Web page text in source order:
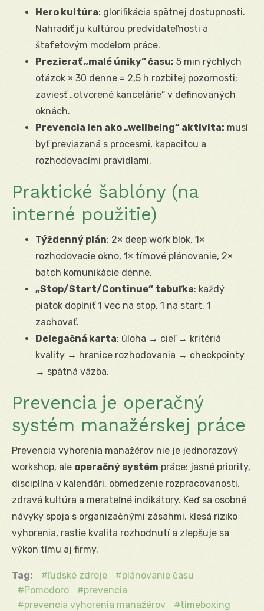
Hero kultúra: glorifikácia spätnej dostupnosti.
Nahradiť ju kultúrou predvídateľnosti a
štafetovým modelom práce.
Prezierať „malé úniky“ času: 5 min rýchlych
otázok × 30 denne = 2,5 h rozbitej pozornosti;
zaviesť „otvorené kancelárie“ v definovaných
oknách.
Prevencia len ako „wellbeing“ aktivita: musí
byť previazaná s procesmi, kapacitou a
rozhodovacími pravidlami.
Praktické šablóny (na
interné použitie)
Týždenný plán: 2× deep work blok, 1×
rozhodovacie okno, 1× tímové plánovanie, 2×
batch komunikácie denne.
„Stop/Start/Continue“ tabuľka: každý
piatok doplniť 1 vec na stop, 1 na start, 1
zachovať.
Delegačná karta: úloha → cieľ → kritériá
kvality → hranice rozhodovania → checkpointy
→ spätná väzba.
Prevencia je operačný
systém manažérskej práce
Prevencia vyhorenia manažérov nie je jednorazový
workshop, ale operačný systém práce: jasné priority,
disciplína v kalendári, obmedzenie rozpracovanosti,
zdravá kultúra a merateľné indikátory. Keď sa osobné
návyky spoja s organizačnými zásahmi, klesá riziko
vyhorenia, rastie kvalita rozhodnutí a zlepšuje sa
výkon tímu aj firmy.
Tag: ľudské zdroje
plánovanie času
Pomodoro
prevencia
prevencia vyhorenia manažérov
timeboxing